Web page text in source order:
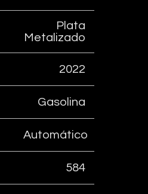
Plata
Metalizado
2022
Gasolina
Automático
584